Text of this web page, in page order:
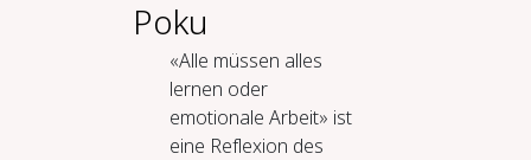
Poku
«Alle müssen alles
lernen oder
emotionale Arbeit» ist
eine Reflexion des